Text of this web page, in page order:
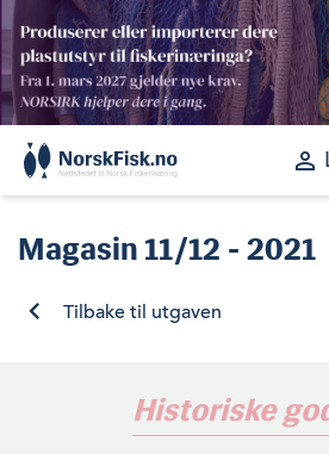
Skip
content
perm_identity
Magasin 11/12 - 2021
Tilbake til utgaven
Historiske